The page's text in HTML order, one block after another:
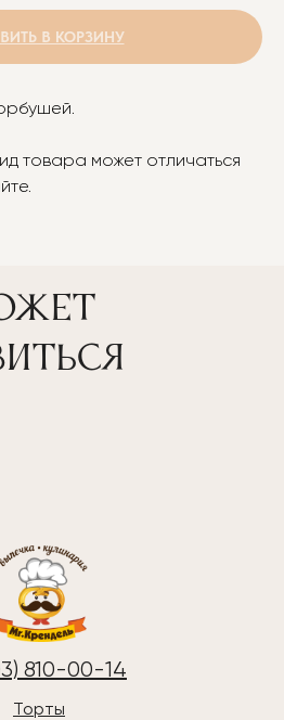
В КОРЗИНУ
товара может отличаться
Торты
810-00-14